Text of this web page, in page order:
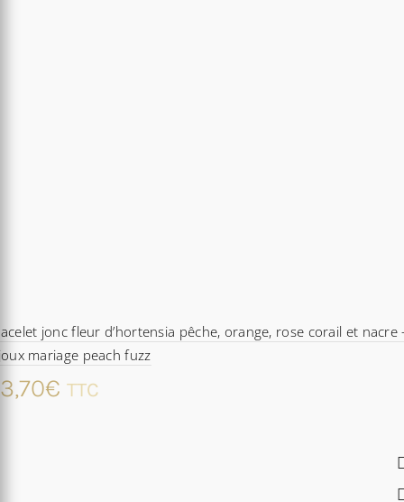
jonc fleur d’hortensia pêche, orange, rose corail et nacre
mariage peach fuzz
€ TTC